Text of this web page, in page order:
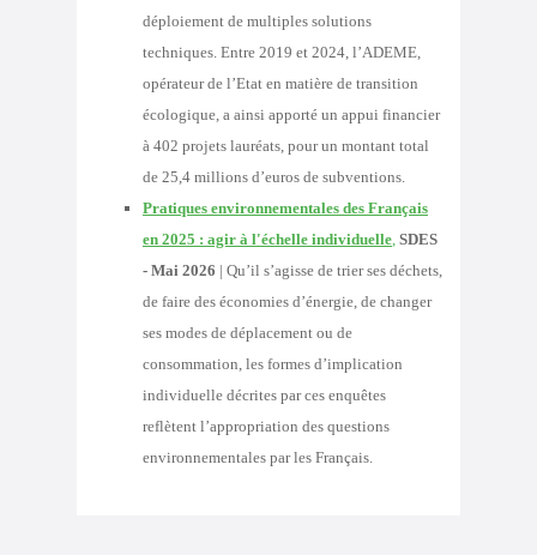
déploiement de multiples solutions
techniques. Entre 2019 et 2024, l’ADEME,
opérateur de l’Etat en matière de transition
écologique, a ainsi apporté un appui financier
à 402 projets lauréats, pour un montant total
de 25,4 millions d’euros de subventions.
Pratiques environnementales des Français
en 2025 : agir à l'échelle individuelle, SDES
- Mai 2026 | Qu’il s’agisse de trier ses déchets,
de faire des économies d’énergie, de changer
ses modes de déplacement ou de
consommation, les formes d’implication
individuelle décrites par ces enquêtes
reflètent l’appropriation des questions
environnementales par les Français.